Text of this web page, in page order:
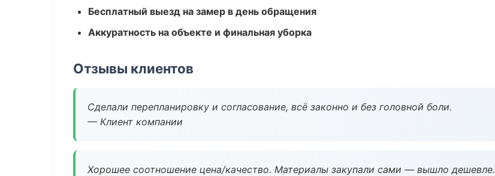
Бесплатный выезд на замер в день обращения
Аккуратность на объекте и финальная уборка
Отзывы клиентов
Сделали перепланировку и согласование, всё законно и без головной боли.
— Клиент компании
Хорошее соотношение цена/качество. Материалы закупали сами — вышло дешевле.